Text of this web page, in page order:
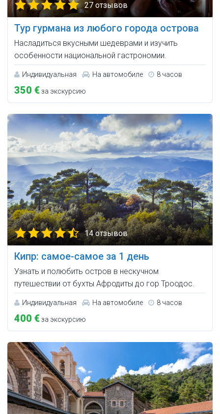
27 отзывов
Тур гурмана из любого города острова
Насладиться вкусными шедеврами и изучить
особенности национальной гастрономии.
Индивидуальная На автомобиле 8 часов
350 €за экскурсию
14 отзывов
Кипр: самое-самое за 1 день
Узнать и полюбить остров в нескучном
путешествии от бухты Афродиты до гор Троодос.
Индивидуальная На автомобиле 8 часов
400 €за экскурсию